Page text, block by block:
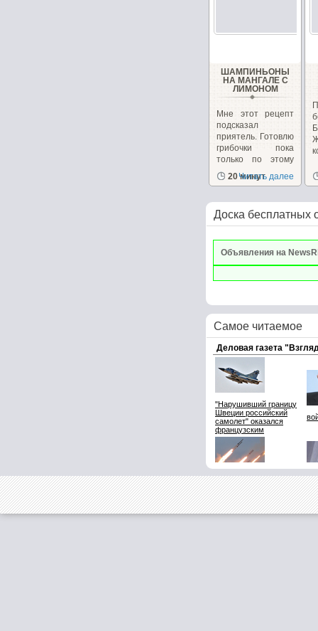
ШАМПИНЬОНЫ
НА МАНГАЛЕ С
ЛИМОНОМ
Мне этот рецепт
подсказал
приятель. Готовлю
грибочки пока
только по этому
рецепту...
20 минут
Читать далее
Доска бесплатных
Объявления на
Самое читаемое